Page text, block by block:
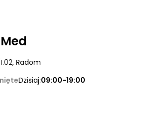
, Radom
Dzisiaj:09:00-19:00